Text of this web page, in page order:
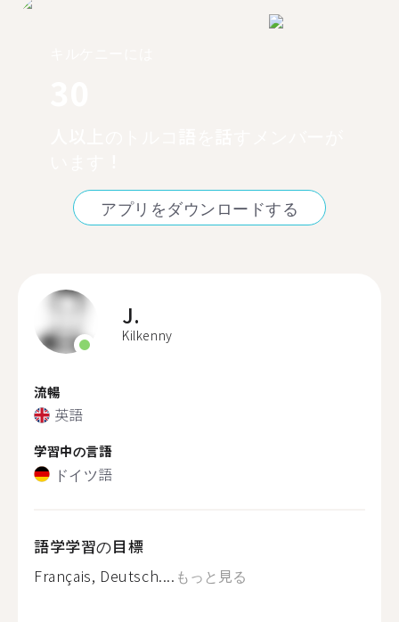
アプリをダウンロードする
J.
Kilkenny
流暢
英語
学習中の言語
ドイツ語
語学学習の目標
Français, Deutsch.... もっと見る